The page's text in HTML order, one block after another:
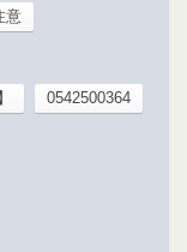
意
0542500364